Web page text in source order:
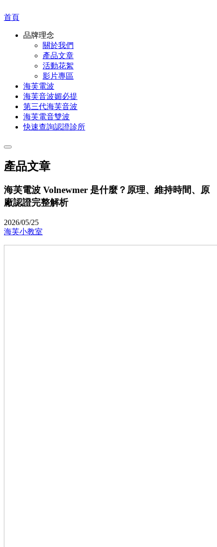
首頁
品牌理念
關於我們
產品文章
活動花絮
影片專區
海芙電波
海芙音波媚必提
第三代海芙音波
海芙電音雙波
快速查詢認證診所
產品文章
海芙電波 Volnewmer 是什麼？原理、維持時間、原
廠認證完整解析
2026/05/25
海芙小教室